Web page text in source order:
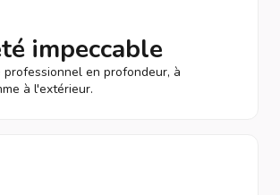
impeccable
en profondeur, à
à l'extérieur.